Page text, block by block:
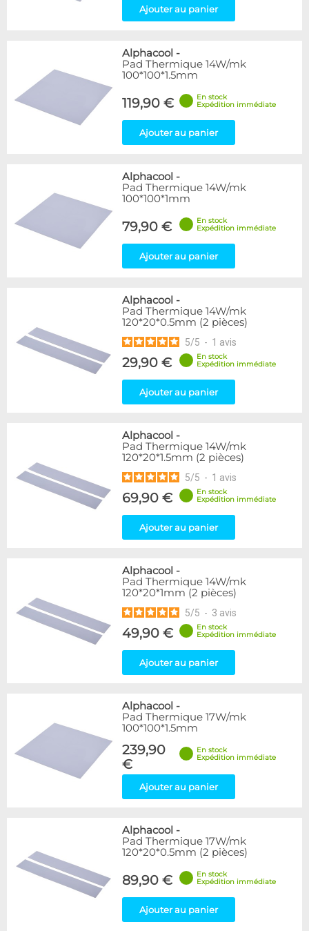
Ajouter au panier
Alphacool -
Pad Thermique 14W/mk
100*100*1.5mm
119,90 €
En stock
Expédition immédiate
Ajouter au panier
Alphacool -
Pad Thermique 14W/mk
100*100*1mm
79,90 €
En stock
Expédition immédiate
Ajouter au panier
Alphacool -
Pad Thermique 14W/mk
120*20*0.5mm (2 pièces)
5/5 - 1 avis
29,90 €
En stock
Expédition immédiate
Ajouter au panier
Alphacool -
Pad Thermique 14W/mk
120*20*1.5mm (2 pièces)
5/5 - 1 avis
69,90 €
En stock
Expédition immédiate
Ajouter au panier
Alphacool -
Pad Thermique 14W/mk
120*20*1mm (2 pièces)
5/5 - 3 avis
49,90 €
En stock
Expédition immédiate
Ajouter au panier
Alphacool -
Pad Thermique 17W/mk
100*100*1.5mm
239,90
€
En stock
Expédition immédiate
Ajouter au panier
Alphacool -
Pad Thermique 17W/mk
120*20*0.5mm (2 pièces)
89,90 €
En stock
Expédition immédiate
Ajouter au panier